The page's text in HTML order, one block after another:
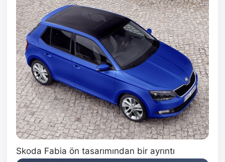
Skoda Fabia ön tasarımından bir ayrıntı